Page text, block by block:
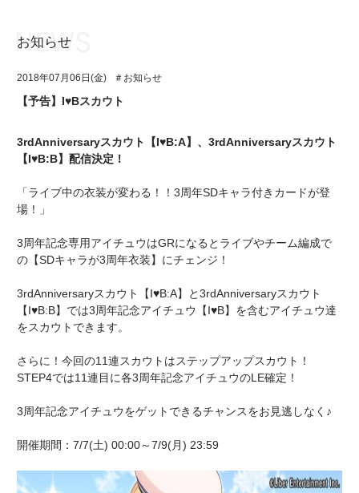
アプリゲーム
イベント・キャンペーン
ミュージック
グッズ・本
ユニット&キャラクター
アプリゲーム
イベント・キャンペーン
ミュージック
ギャラリー
お知らせ
2018年07月06日(金) ＃お知らせ
【予告】I♥Bスカウト
3rdAnniversaryスカウト【I♥B:A】、3rdAnniversaryスカウト
【I♥B:B】配信決定！
「ライブ中の衣装が変わる！！3周年SDキャラ付きカードが登
場！」
3周年記念専用アイチュウはGRになるとライブやチーム編成で
の【SDキャラが3周年衣装】にチェンジ！
3rdAnniversaryスカウト【I♥B:A】と3rdAnniversaryスカウト
【I♥B:B】では3周年記念アイチュウ【I♥B】を含むアイチュウ達
をスカウトできます。
さらに！今回の11連スカウトはステップアップスカウト！
STEP4では11連目に各3周年記念アイチュウのLE確定！
3周年記念アイチュウをゲットできるチャンスをお見逃しなく♪
開催期間：7/7(土) 00:00～7/9(月) 23:59